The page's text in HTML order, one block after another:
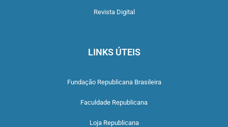
Revista Digital
LINKS ÚTEIS
Fundação Republicana Brasileira
Faculdade Republicana
Loja Republicana